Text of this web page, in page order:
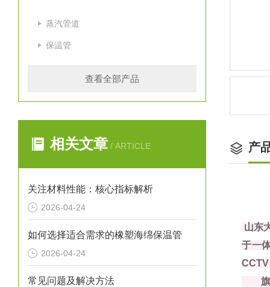
蒸汽管道
保温管
查看全部产品
相关文章 / ARTICLE
关注材料性能：核心指标解析
2026-04-24
如何选择适合需求的橡塑海绵保温管
2026-04-24
常见问题及解决方法
产
山东
于一
旗下